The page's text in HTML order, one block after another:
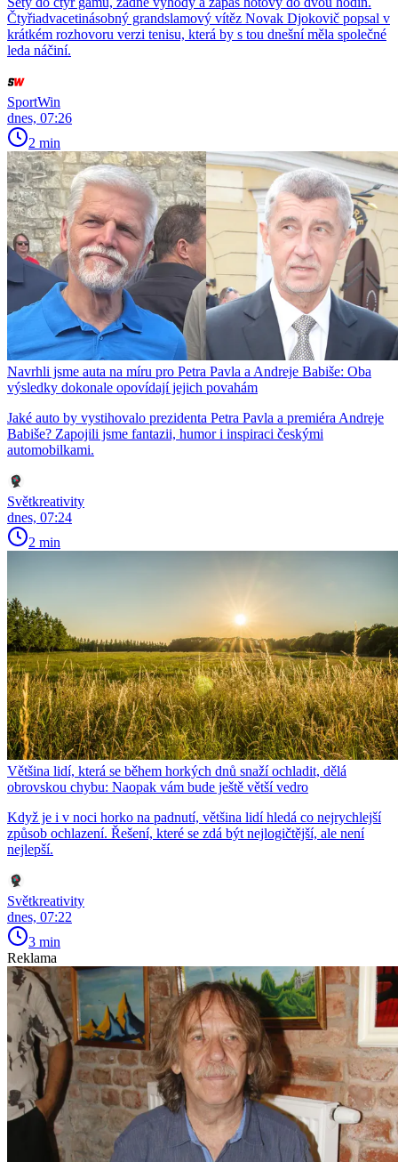
Čtyřiadvacetinásobný grandslamový vítěz Novak Djokovič popsal v
krátkém rozhovoru verzi tenisu, která by s tou dnešní měla společné
leda náčiní.
SportWin
dnes, 07:26
2 min
Navrhli jsme auta na míru pro Petra Pavla a Andreje Babiše: Oba
výsledky dokonale opovídají jejich povahám
Jaké auto by vystihovalo prezidenta Petra Pavla a premiéra Andreje
Babiše? Zapojili jsme fantazii, humor i inspiraci českými
automobilkami.
Světkreativity
dnes, 07:24
2 min
Většina lidí, která se během horkých dnů snaží ochladit, dělá
obrovskou chybu: Naopak vám bude ještě větší vedro
Když je i v noci horko na padnutí, většina lidí hledá co nejrychlejší
způsob ochlazení. Řešení, které se zdá být nejlogičtější, ale není
nejlepší.
Světkreativity
dnes, 07:22
3 min
Reklama